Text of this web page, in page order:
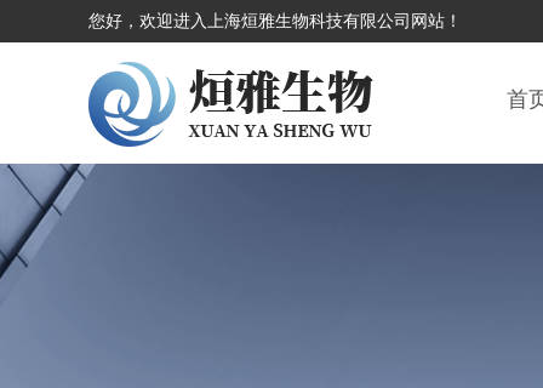
您好，欢迎进入上海烜雅生物科技有限公司网站！
首